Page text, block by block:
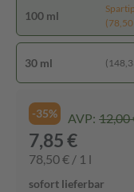
100 ml
(78,50
30 ml
-35% AVP: 12,00
7,85 €
78,50 € / 1 l
sofort lieferbar